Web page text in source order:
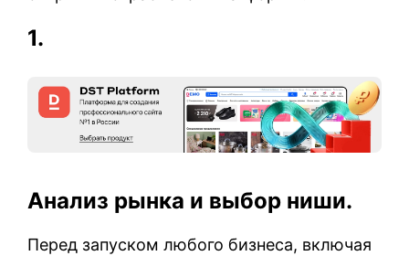
1.
Анализ рынка и выбор ниши.
Перед запуском любого бизнеса, включая